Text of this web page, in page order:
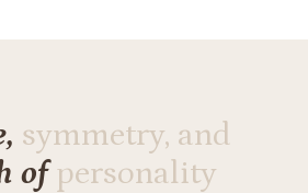
symmetry, and
ofpersonality